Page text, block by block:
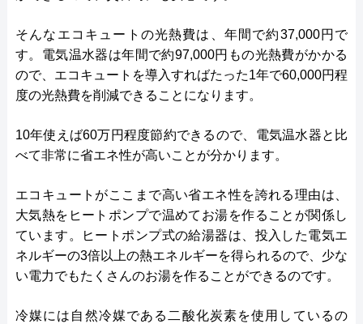
そんなエコキュートの光熱費は、年間で約37,000円で
す。電気温水器は年間で約97,000円もの光熱費がかかる
ので、エコキュートを導入すればたった1年で60,000円程
度の光熱費を削減できることになります。
10年使えば60万円程度節約できるので、電気温水器と比
べて非常に省エネ性が高いことが分かります。
エコキュートがここまで高い省エネ性を誇れる理由は、
大気熱をヒートポンプで温めてお湯を作ることが関係し
ています。ヒートポンプ式の給湯器は、投入した電気エ
ネルギーの3倍以上の熱エネルギーを得られるので、少な
い電力でもたくさんのお湯を作ることができるのです。
冷媒には自然冷媒である二酸化炭素を使用しているの